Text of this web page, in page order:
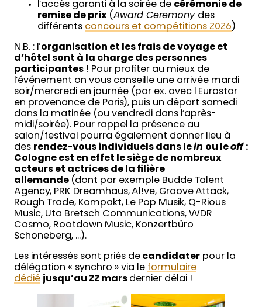
l’accès garanti à la soirée de cérémonie de
remise de prix (Award Ceremony des
différents concours et compétitions 2026)
N.B. : l’organisation et les frais de voyage et
d’hôtel sont à la charge des personnes
participantes ! Pour profiter au mieux de
l’événement on vous conseille une arrivée mardi
soir/mercredi en journée (par ex. avec l Eurostar
en provenance de Paris), puis un départ samedi
dans la matinée (ou vendredi dans l’après-
midi/soirée). Pour rappel la présence au
salon/festival pourra également donner lieu à
des rendez-vous individuels dans lein ou leoff :
Cologne est en effet le siège de nombreux
acteurs et actrices de la filière
allemande (dont par exemple Budde Talent
Agency, PRK Dreamhaus, Al!ve, Groove Attack,
Rough Trade, Kompakt, Le Pop Musik, Q-Rious
Music, Uta Bretsch Communications, WDR
Cosmo, Rootdown Music, Konzertbüro
Schoneberg, …).
Les intéressés sont priés de candidater pour la
délégation « synchro » via le formulaire
dédié jusqu’au 22 mars dernier délai !